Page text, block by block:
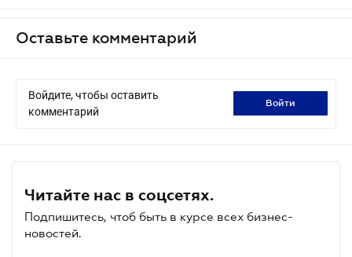
Оставьте комментарий
Войдите, чтобы оставить
комментарий
войти
Читайте нас в соцсетях.
Подпишитесь, чтоб быть в курсе всех бизнес-
новостей.